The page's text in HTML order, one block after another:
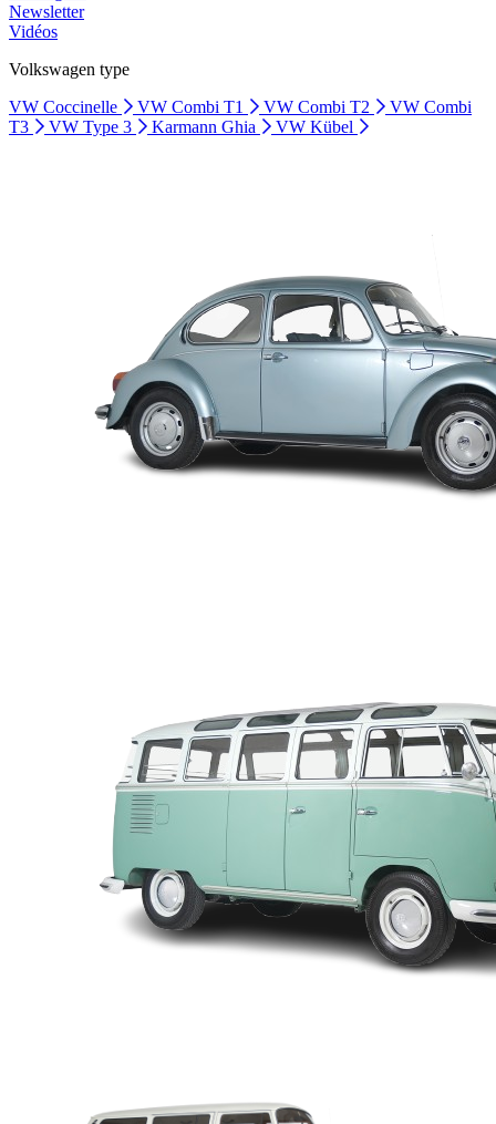
Newsletter
Vidéos
Volkswagen type
VW Coccinelle
VW Combi T1 VW Combi T2
VW Combi
T3
VW Type 3 Karmann Ghia VW Kübel